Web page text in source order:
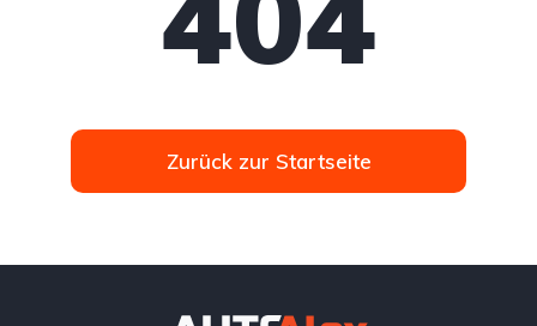
Zurück zur Startseite